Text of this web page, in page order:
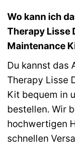
Wo kann ich
Therapy Lisse
Maintenance
Du kannst das
Therapy Lisse
Kit bequem in
bestellen. Wir
hochwertigen
schnellen